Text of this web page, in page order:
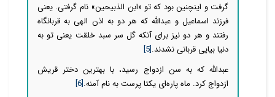
گرفت و اینچنین بود که تو «ابن الذبیحین» نام گرفتی. یعنی
فرزند اسماعیل و عبدالله که هر دو به اذن الهی به قربانگاه
رفتند و هر دو نیز برای آنکه گل سر سبد خلقت یعنی تو به
دنیا بیایی قربانی نشدند.[5]
عبدالله که به سن ازدواج رسید، با بهترین دختر قریش
ازدواج کرد. ماه پاره‌ای یکتا پرست به نام آمنه.[6]